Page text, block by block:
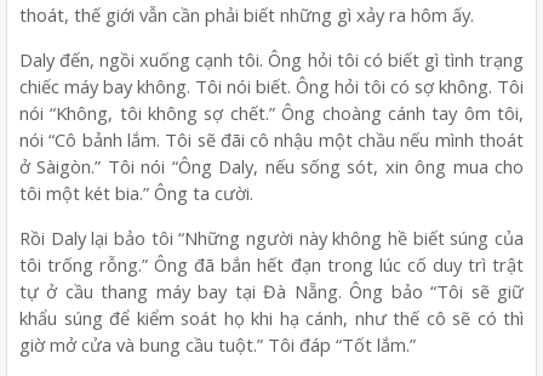
thoát, thế giới vẫn cần phải biết những gì xảy ra hôm ấy.
Daly đến, ngồi xuống cạnh tôi. Ông hỏi tôi có biết gì tình trạng
chiếc máy bay không. Tôi nói biết. Ông hỏi tôi có sợ không. Tôi
nói “Không, tôi không sợ chết.” Ông choàng cánh tay ôm tôi,
nói “Cô bảnh lắm. Tôi sẽ đãi cô nhậu một chầu nếu mình thoát
ở Sàigòn.” Tôi nói “Ông Daly, nếu sống sót, xin ông mua cho
tôi một két bia.” Ông ta cười.
Rồi Daly lại bảo tôi “Những người này không hề biết súng của
tôi trống rỗng.” Ông đã bắn hết đạn trong lúc cố duy trì trật
tự ở cầu thang máy bay tại Đà Nẵng. Ông bảo “Tôi sẽ giữ
khẩu súng để kiểm soát họ khi hạ cánh, như thế cô sẽ có thì
giờ mở cửa và bung cầu tuột.” Tôi đáp “Tốt lắm.”